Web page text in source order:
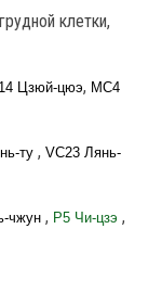
клетки,
Цзюй-цюэ, MC4
ту , VC23 Лянь-
чжун , P5 Чи-цзэ ,